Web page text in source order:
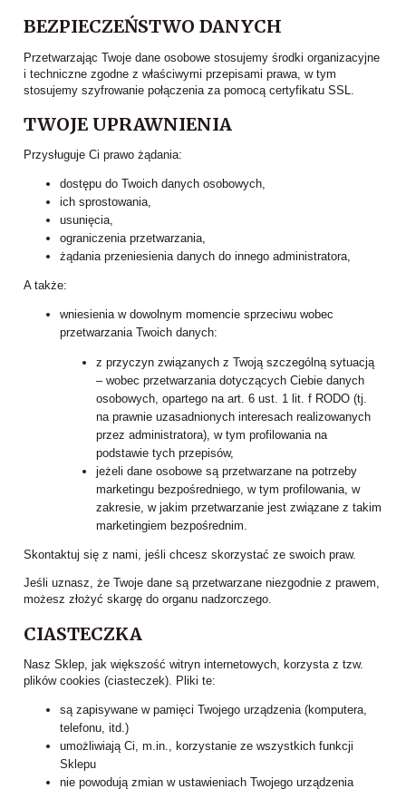
BEZPIECZEŃSTWO DANYCH
Przetwarzając Twoje dane osobowe stosujemy środki organizacyjne
i techniczne zgodne z właściwymi przepisami prawa, w tym
stosujemy szyfrowanie połączenia za pomocą certyfikatu SSL.
TWOJE UPRAWNIENIA
Przysługuje Ci prawo żądania:
dostępu do Twoich danych osobowych,
ich sprostowania,
usunięcia,
ograniczenia przetwarzania,
żądania przeniesienia danych do innego administratora,
A także:
wniesienia w dowolnym momencie sprzeciwu wobec
przetwarzania Twoich danych:
z przyczyn związanych z Twoją szczególną sytuacją
– wobec przetwarzania dotyczących Ciebie danych
osobowych, opartego na art. 6 ust. 1 lit. f RODO (tj.
na prawnie uzasadnionych interesach realizowanych
przez administratora), w tym profilowania na
podstawie tych przepisów,
jeżeli dane osobowe są przetwarzane na potrzeby
marketingu bezpośredniego, w tym profilowania, w
zakresie, w jakim przetwarzanie jest związane z takim
marketingiem bezpośrednim.
Skontaktuj się z nami, jeśli chcesz skorzystać ze swoich praw.
Jeśli uznasz, że Twoje dane są przetwarzane niezgodnie z prawem,
możesz złożyć skargę do organu nadzorczego.
CIASTECZKA
Nasz Sklep, jak większość witryn internetowych, korzysta z tzw.
plików cookies (ciasteczek). Pliki te:
są zapisywane w pamięci Twojego urządzenia (komputera,
telefonu, itd.)
umożliwiają Ci, m.in., korzystanie ze wszystkich funkcji
Sklepu
nie powodują zmian w ustawieniach Twojego urządzenia